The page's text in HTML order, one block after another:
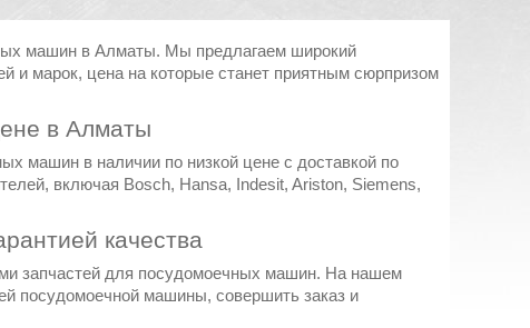
машин в Алматы. Мы предлагаем широкий
и марок, цена на которые станет приятным сюрпризом
в Алматы
машин в наличии по низкой цене с доставкой по
включая Bosch, Hansa, Indesit, Ariston, Siemens,
качества
запчастей для посудомоечных машин. На нашем
посудомоечной машины, совершить заказ и